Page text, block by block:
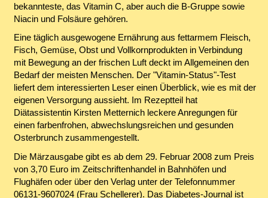
bekannteste, das Vitamin C, aber auch die B-Gruppe sowie
Niacin und Folsäure gehören.
Eine täglich ausgewogene Ernährung aus fettarmem Fleisch,
Fisch, Gemüse, Obst und Vollkornprodukten in Verbindung
mit Bewegung an der frischen Luft deckt im Allgemeinen den
Bedarf der meisten Menschen. Der "Vitamin-Status"-Test
liefert dem interessierten Leser einen Überblick, wie es mit der
eigenen Versorgung aussieht. Im Rezeptteil hat
Diätassistentin Kirsten Metternich leckere Anregungen für
einen farbenfrohen, abwechslungsreichen und gesunden
Osterbrunch zusammengestellt.
Die Märzausgabe gibt es ab dem 29. Februar 2008 zum Preis
von 3,70 Euro im Zeitschriftenhandel in Bahnhöfen und
Flughäfen oder über den Verlag unter der Telefonnummer
06131-9607024 (Frau Schellerer). Das Diabetes-Journal ist